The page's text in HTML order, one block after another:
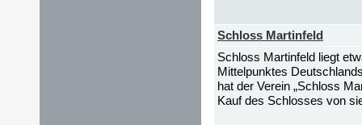
Schloss Martinfeld
Schloss Martinfeld liegt
Mittelpunktes
hat der Verein „Schloss
Kauf des Schlosses von